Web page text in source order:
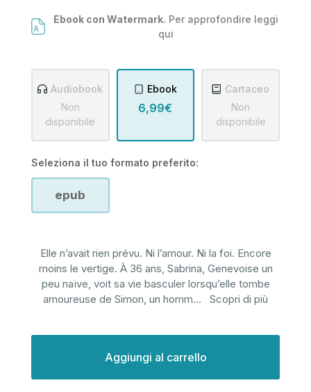
Ebook con Watermark. Per approfondire leggi
qui
Audiobook
Non
disponibile
Ebook
6,99€
Cartaceo
Non
disponibile
Seleziona il tuo formato preferito:
epub
Elle n’avait rien prévu. Ni l’amour. Ni la foi. Encore
moins le vertige. À 36 ans, Sabrina, Genevoise un
peu naïve, voit sa vie basculer lorsqu’elle tombe
amoureuse de Simon, un homm... Scopri di più